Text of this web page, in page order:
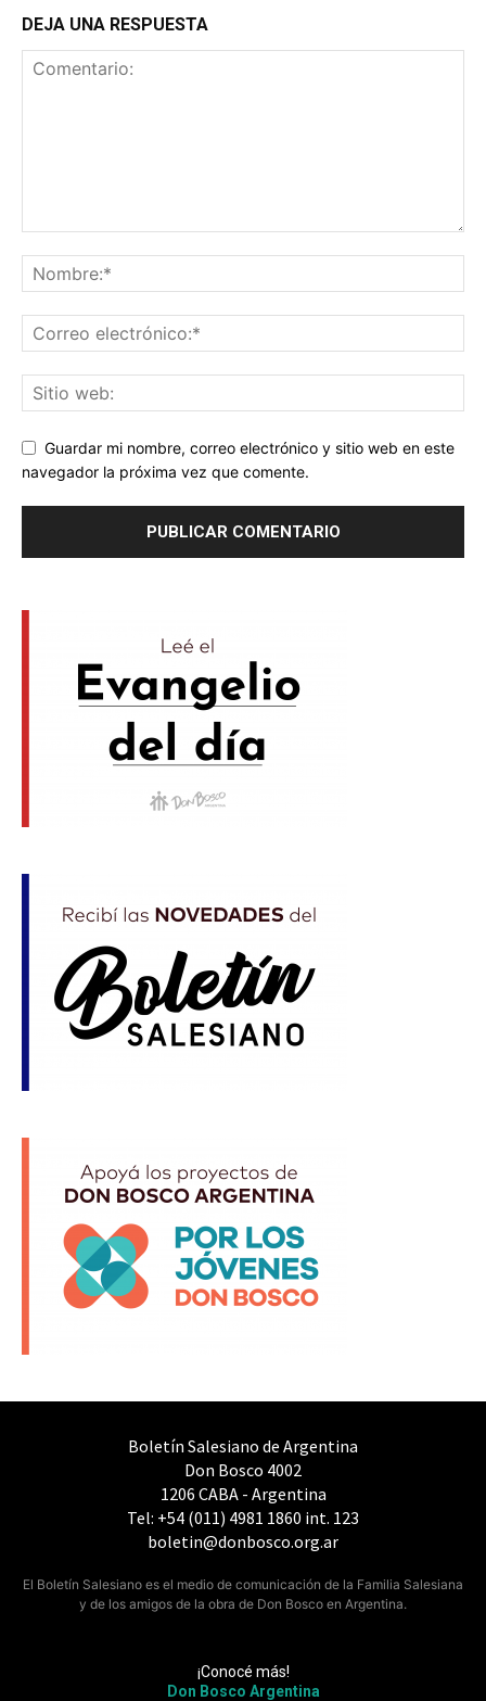
DEJA UNA RESPUESTA
Guardar mi nombre, correo electrónico y sitio web en este
navegador la próxima vez que comente.
Boletín Salesiano de Argentina
Don Bosco 4002
1206 CABA - Argentina
Tel: +54 (011) 4981 1860 int. 123
boletin@donbosco.org.ar
El Boletín Salesiano es el medio de comunicación de la Familia Salesiana
y de los amigos de la obra de Don Bosco en Argentina.
¡Conocé más!
Don Bosco Argentina